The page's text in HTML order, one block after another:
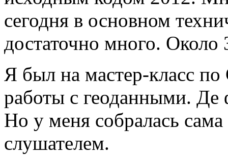
сегодня в основном
достаточно много. Около
Я был на мастер-класс
работы с геоданными. Де
Но у меня собралась
слушателем.